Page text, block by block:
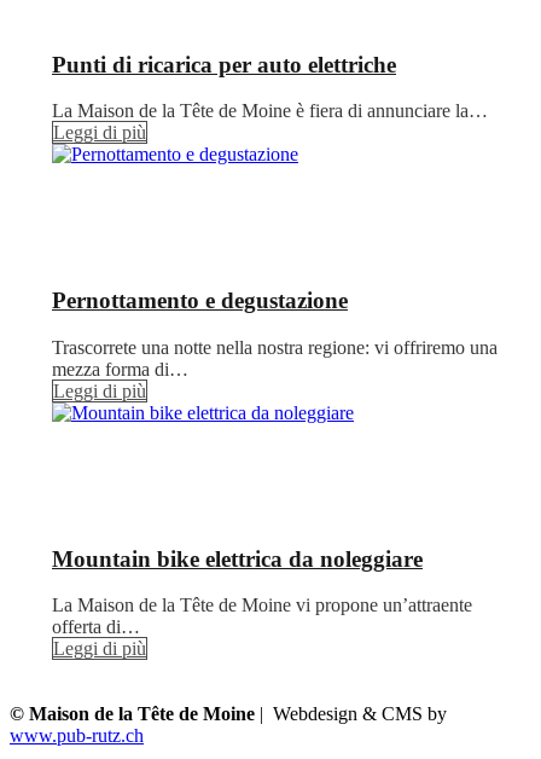
Punti di ricarica per auto elettriche
La Maison de la Tête de Moine è fiera di annunciare la…
Leggi di più
Pernottamento e degustazione
Trascorrete una notte nella nostra regione: vi offriremo una
mezza forma di…
Leggi di più
Mountain bike elettrica da noleggiare
La Maison de la Tête de Moine vi propone un’attraente
offerta di…
Leggi di più
© Maison de la Tête de Moine | Webdesign & CMS by
www.pub-rutz.ch